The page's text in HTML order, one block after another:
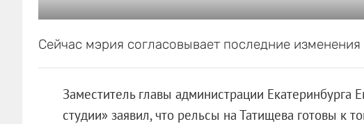
Сейчас мэрия согласовывает последние
Заместитель главы администрации Екатеринбурга
студии» заявил, что рельсы на Татищева готовы к